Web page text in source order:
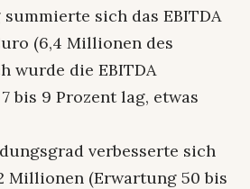
sich das EBITDA
(6,4 Millionen des
wurde die EBITDA
bis 9 Prozent lag, etwas
verbesserte sich
Millionen (Erwartung 50 bis